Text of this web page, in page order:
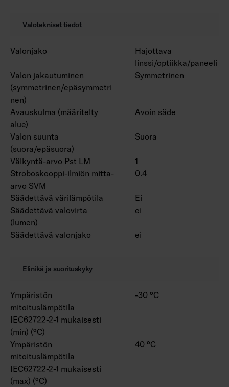
Valotekniset tiedot
Valonjako
Hajottava
linssi/optiikka/paneeli
Valon jakautuminen
(symmetrinen/epäsymmetri
nen)
Symmetrinen
Avauskulma (määritelty
alue)
Avoin säde
Valon suunta
(suora/epäsuora)
Suora
Välkyntä-arvo Pst LM
1
Stroboskooppi-ilmiön mitta-
arvo SVM
0.4
Säädettävä värilämpötila
Ei
Säädettävä valovirta
(lumen)
ei
Säädettävä valonjako ei
Elinikä ja suorituskyky
Ympäristön
mitoituslämpötila
IEC62722-2-1 mukaisesti
(min) (°C)
-30 °C
Ympäristön
mitoituslämpötila
IEC62722-2-1 mukaisesti
(max) (°C)
40 °C